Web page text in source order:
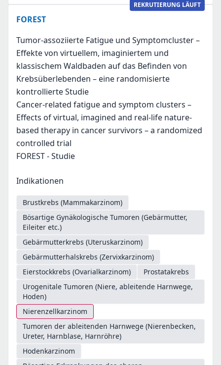
REKRUTIERUNG LÄUFT
FOREST
Tumor-assoziierte Fatigue und Symptomcluster –
Effekte von virtuellem, imaginiertem und
klassischem Waldbaden auf das Befinden von
Krebsüberlebenden – eine randomisierte
kontrollierte Studie
Cancer-related fatigue and symptom clusters –
Effects of virtual, imagined and real-life nature-
based therapy in cancer survivors – a randomized
controlled trial
FOREST - Studie
Indikationen
Brustkrebs (Mammakarzinom)
Bösartige Gynäkologische Tumoren (Gebärmutter,
Eileiter etc.)
Gebärmutterkrebs (Uteruskarzinom)
Gebärmutterhalskrebs (Zervixkarzinom)
Eierstockkrebs (Ovarialkarzinom)
Prostatakrebs
Urogenitale Tumoren (Niere, ableitende Harnwege,
Hoden)
Nierenzellkarzinom
Tumoren der ableitenden Harnwege (Nierenbecken,
Ureter, Harnblase, Harnröhre)
Hodenkarzinom